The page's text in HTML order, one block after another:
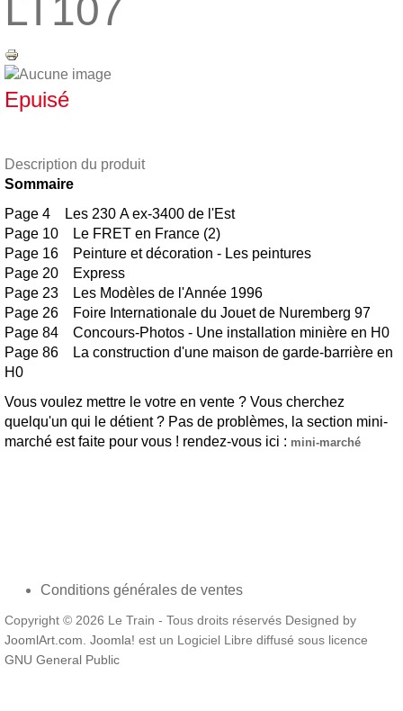
LT107
Epuisé
Description du produit
Sommaire
Page 4 Les 230 A ex-3400 de l'Est
Page 10 Le FRET en France (2)
Page 16 Peinture et décoration - Les peintures
Page 20 Express
Page 23 Les Modèles de l'Année 1996
Page 26 Foire Internationale du Jouet de Nuremberg 97
Page 84 Concours-Photos - Une installation minière en H0
Page 86 La construction d'une maison de garde-barrière en
H0
Vous voulez mettre le votre en vente ? Vous cherchez
quelqu'un qui le détient ? Pas de problèmes, la section mini-
marché est faite pour vous ! rendez-vous ici : mini-marché
Conditions générales de ventes
Copyright © 2026 Le Train - Tous droits réservés Designed by
JoomlArt.com Joomla! est un Logiciel Libre diffusé sous licence
GNU General Public